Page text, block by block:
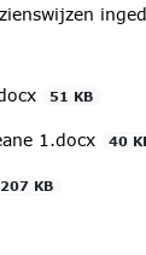
51 KB
1.docx 40
207 KB